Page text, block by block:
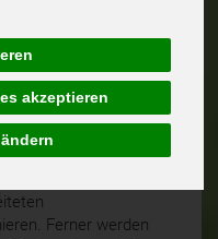
akzeptieren
Daten, beispielsweise
Adresse oder
erfolgt stets im
und in
GbR geltenden
Mittels
unser Unternehmen
Ferner werden